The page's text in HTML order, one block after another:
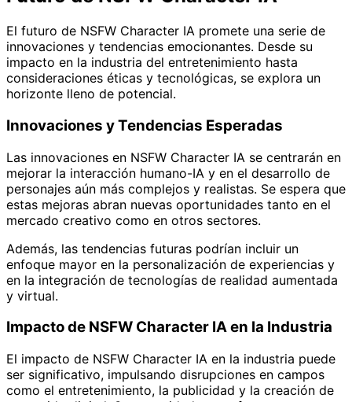
El futuro de NSFW Character IA promete una serie de
innovaciones y tendencias emocionantes. Desde su
impacto en la industria del entretenimiento hasta
consideraciones éticas y tecnológicas, se explora un
horizonte lleno de potencial.
Innovaciones y Tendencias Esperadas
Las innovaciones en NSFW Character IA se centrarán en
mejorar la interacción humano-IA y en el desarrollo de
personajes aún más complejos y realistas. Se espera que
estas mejoras abran nuevas oportunidades tanto en el
mercado creativo como en otros sectores.
Además, las tendencias futuras podrían incluir un
enfoque mayor en la personalización de experiencias y
en la integración de tecnologías de realidad aumentada
y virtual.
Impacto de NSFW Character IA en la Industria
El impacto de NSFW Character IA en la industria puede
ser significativo, impulsando disrupciones en campos
como el entretenimiento, la publicidad y la creación de